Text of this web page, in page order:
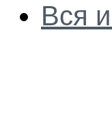
Вся